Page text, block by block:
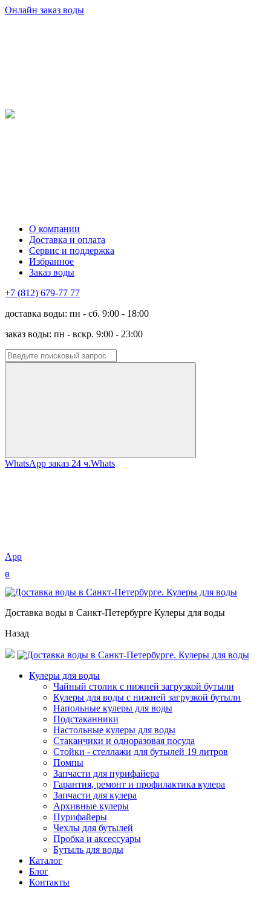
Онлайн заказ воды
О компании
Доставка и оплата
Сервис и поддержка
Избранное
Заказ воды
+7 (812) 679-77 77
доставка воды: пн - сб. 9:00 - 18:00
заказ воды: пн - вскр. 9:00 - 23:00
WhatsApp заказ 24 ч.Whats
App
0
Доставка воды в Санкт-Петербурге Кулеры для воды
Назад
Кулеры для воды
Чайный столик с нижней загрузкой бутыли
Кулеры для воды с нижней загрузкой бутыли
Напольные кулеры для воды
Подстаканники
Настольные кулеры для воды
Стаканчики и одноразовая посуда
Стойки - стеллажи для бутылей 19 литров
Помпы
Запчасти для пурифайера
Гарантия, ремонт и профилактика кулера
Запчасти для кулера
Архивные кулеры
Пурифайеры
Чехлы для бутылей
Пробка и аксессуары
Бутыль для воды
Каталог
Блог
Контакты